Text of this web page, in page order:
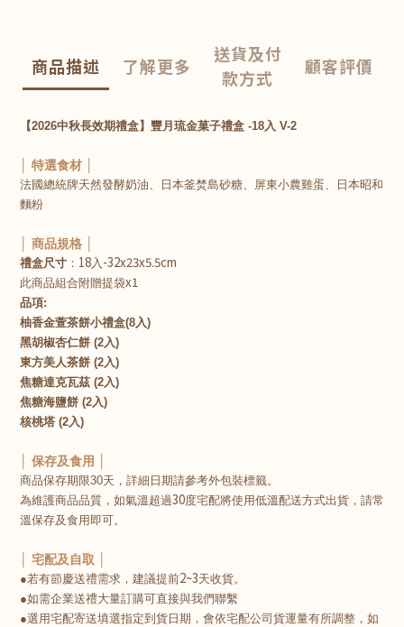
商品描述 了解更多
送貨及付
款方式
顧客評價
【2026中秋長效期禮盒】豐月琉金菓子禮盒 -18入 V-2
│ 特選食材 │
法國總統牌天然發酵奶油、日本釜焚島砂糖、屏東小農雞蛋、日本昭和
麵粉
│ 商品規格 │
禮盒尺寸 ： 18入 -32x23x5.5cm
此商品組合附贈提袋x1
品項:
柚香金萱茶餅小禮盒(8入)
黑胡椒杏仁餅 (2入)
東方美人茶餅 (2入)
焦糖達克瓦茲 (2入)
焦糖海鹽餅 (2入)
核桃塔 (2入)
│ 保存及食用 │
商品保存期限30天，詳細日期請參考外包裝標籤。
為維護商品品質，如氣溫超過30度宅配將使用低溫配送方式出貨，請常
溫保存及食用即可。
│ 宅配及自取 │
●若有節慶送禮需求，建議提前2~3天收貨。
●如需企業送禮大量訂購可直接與我們聯繫
●選用宅配寄送填選指定到貨日期，會依宅配公司貨運量有所調整，如